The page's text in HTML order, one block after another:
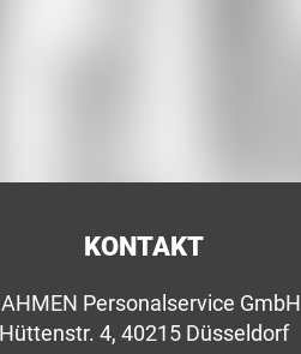
KONTAKT
Personalservice GmbH
Hüttenstr. 4, 40215 Düsseldorf